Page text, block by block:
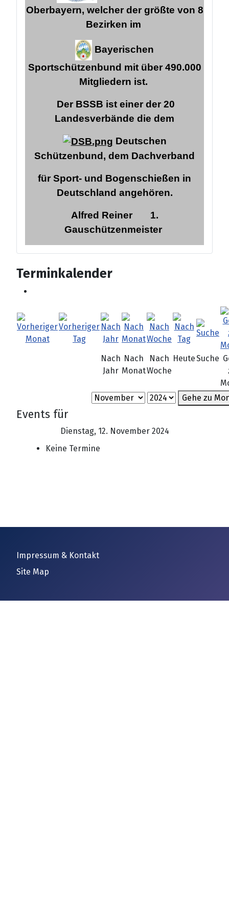
Oberbayern, welcher der größte von 8
Bezirken im
Bayerischen
Sportschützenbund mit über 490.000
Mitgliedern ist.
Der BSSB ist einer der 20
Landesverbände die dem
Deutschen
Schützenbund, dem Dachverband
für Sport- und Bogenschießen in
Deutschland angehören.
Alfred Reiner
1.
Gauschützenmeister
Terminkalender
Nach
Jahr
Nach
Monat
Nach
Woche
HeuteSuche
Gehe zu
Events für
Dienstag, 12. November 2024
Keine Termine
Impressum & Kontakt
Site Map